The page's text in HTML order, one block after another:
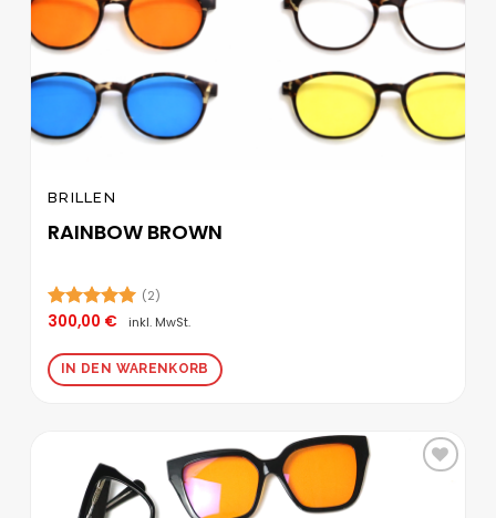
BRILLEN
RAINBOW BROWN
Bewertet
von 5
(2)
300,00 € inkl. MwSt.
IN DEN WARENKORB